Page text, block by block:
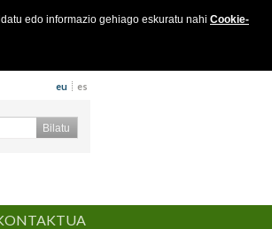
edo informazio gehiago eskuratu nahi Cookie-
eu es